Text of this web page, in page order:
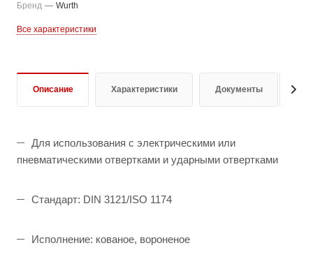
Бренд — Wurth
Все характеристики
Описание Характеристики Документы
Для использования с электрическими или
пневматическими отвертками и ударными отвертками
Стандарт: DIN 3121/ISO 1174
Исполнение: кованое, вороненое